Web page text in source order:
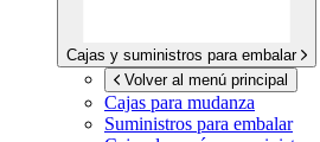
Cajas y suministros para embalar
Volver al menú principal
Cajas para mudanza
Suministros para embalar